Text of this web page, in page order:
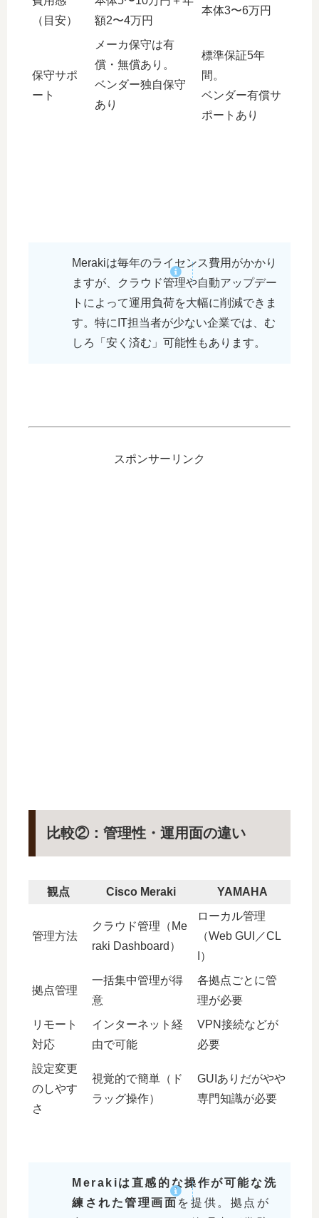
（目安）
額2〜4万円
本体3〜6万円
保守サポ
ート
メーカ保守は有
償・無償あり。
ベンダー独自保守
あり
標準保証5年
間。
ベンダー有償サ
ポートあり
Merakiは毎年のライセンス費用がかかり
ますが、クラウド管理や自動アップデー
トによって運用負荷を大幅に削減できま
す。特にIT担当者が少ない企業では、む
しろ「安く済む」可能性もあります。
スポンサーリンク
比較②：管理性・運用面の違い
観点 Cisco Meraki YAMAHA
管理方法
クラウド管理（Me
raki Dashboard）
ローカル管理
（Web GUI／CL
I）
拠点管理
一括集中管理が得
意
各拠点ごとに管
理が必要
リモート
対応
インターネット経
由で可能
VPN接続などが
必要
設定変更
のしやす
さ
視覚的で簡単（ド
ラッグ操作）
GUIありだがやや
専門知識が必要
Merakiは直感的な操作が可能な洗
練された管理画面 を提供。拠点が